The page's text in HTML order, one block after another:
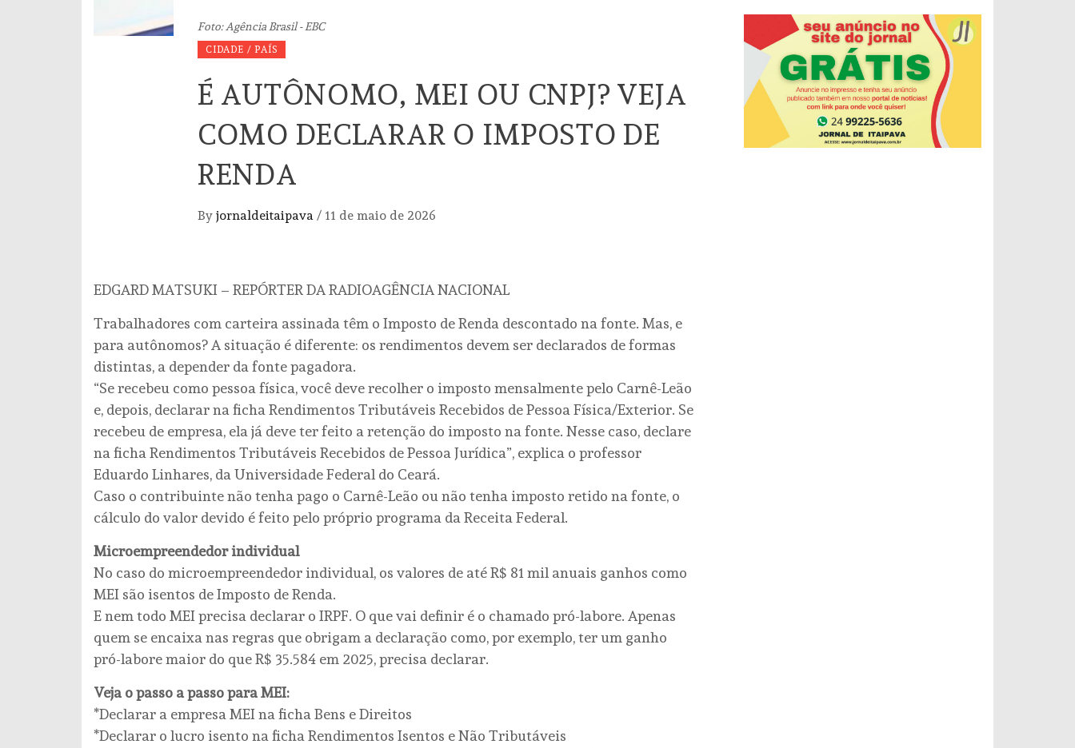
Foto: Agência Brasil - EBC
CIDADE / PAÍS
É AUTÔNOMO, MEI OU CNPJ? VEJA
COMO DECLARAR O IMPOSTO DE
RENDA
By jornaldeitaipava / 11 de maio de 2026
EDGARD MATSUKI – REPÓRTER DA RADIOAGÊNCIA NACIONAL
Trabalhadores com carteira assinada têm o Imposto de Renda descontado na fonte. Mas, e
para autônomos? A situação é diferente: os rendimentos devem ser declarados de formas
distintas, a depender da fonte pagadora.
“Se recebeu como pessoa física, você deve recolher o imposto mensalmente pelo Carnê-Leão
e, depois, declarar na ficha Rendimentos Tributáveis Recebidos de Pessoa Física/Exterior. Se
recebeu de empresa, ela já deve ter feito a retenção do imposto na fonte. Nesse caso, declare
na ficha Rendimentos Tributáveis Recebidos de Pessoa Jurídica”, explica o professor
Eduardo Linhares, da Universidade Federal do Ceará.
Caso o contribuinte não tenha pago o Carnê-Leão ou não tenha imposto retido na fonte, o
cálculo do valor devido é feito pelo próprio programa da Receita Federal.
Microempreendedor individual
No caso do microempreendedor individual, os valores de até R$ 81 mil anuais ganhos como
MEI são isentos de Imposto de Renda.
E nem todo MEI precisa declarar o IRPF. O que vai definir é o chamado pró-labore. Apenas
quem se encaixa nas regras que obrigam a declaração como, por exemplo, ter um ganho
pró-labore maior do que R$ 35.584 em 2025, precisa declarar.
Veja o passo a passo para MEI:
*Declarar a empresa MEI na ficha Bens e Direitos
*Declarar o lucro isento na ficha Rendimentos Isentos e Não Tributáveis